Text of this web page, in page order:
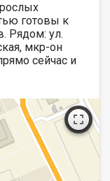
готовы к
Рядом: ул.
мкр-он
сейчас и